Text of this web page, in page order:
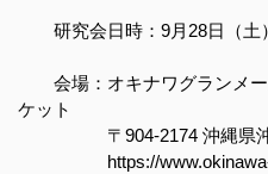
研究会日時：9月28日（土
会場：オキナワグランメー
ケット
〒904-2174 沖縄県沖
https://www.okinawa-